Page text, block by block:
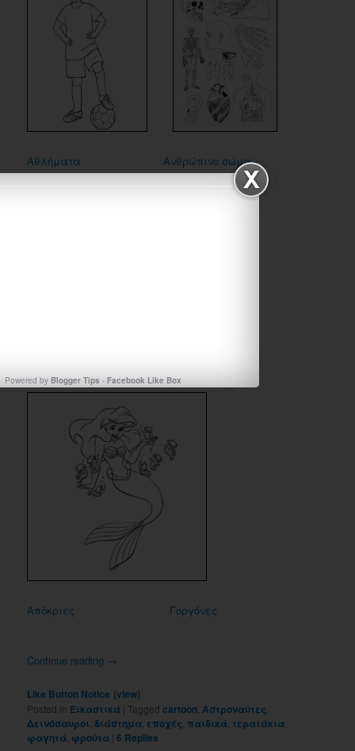
Αθλήματα Ανθρώπινο σώμα
Απόκριες Γοργόνες
Continue reading →
Like Button Notice (view)
Posted in Εικαστικά | Tagged cartoon Αστροναύτες
Δεινόσαυροι ,διάστημα εποχές παιδικά τερατάκια
φαγητά φρούτα |6 Replies
Powered by Blogger Tips - Facebook Like Box